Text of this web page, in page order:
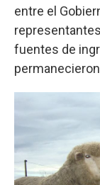
entre el
fuentes de